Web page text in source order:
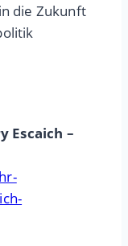
die Zukunft
Escaich –